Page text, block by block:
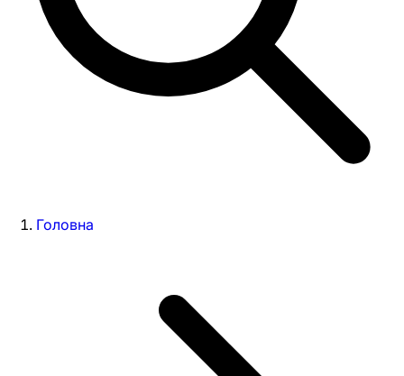
Головна